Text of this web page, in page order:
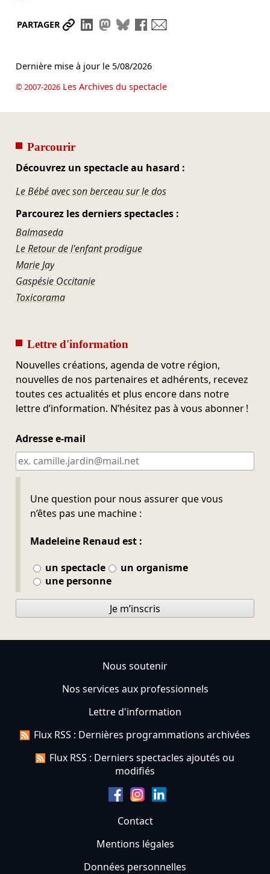
PARTAGER Partager le lien
Partager sur LinkedIn
Partager sur Mastodon
Partager sur Bluesky
Partager sur Facebook
Dernière mise à jour le 5/08/2026
© 2007-2026Les Archives du spectacle
Parcourir
Découvrez un spectacle au hasard :
Le Bébé avec son berceau sur le dos
Parcourez les derniers spectacles :
Balmaseda
Le Retour de l'enfant prodigue
Marie Jay
Gaspésie Occitanie
Toxicorama
Lettre d'information
Nouvelles créations, agenda de votre région,
nouvelles de nos partenaires et adhérents, recevez
toutes ces actualités et plus encore dans notre
lettre d’information. N’hésitez pas à vous abonner !
Adresse e-mail
Une question pour nous assurer que vous
n’êtes pas une machine :
Madeleine Renaud est :
un spectacle
un organisme
une personne
Ne pas remplir
Je m’inscris
Nous soutenir
Nos services aux professionnels
Lettre d'information
Flux RSS : Dernières programmations archivées
Flux RSS : Derniers spectacles ajoutés ou
modifiés
Contact
Mentions légales
Données personnelles